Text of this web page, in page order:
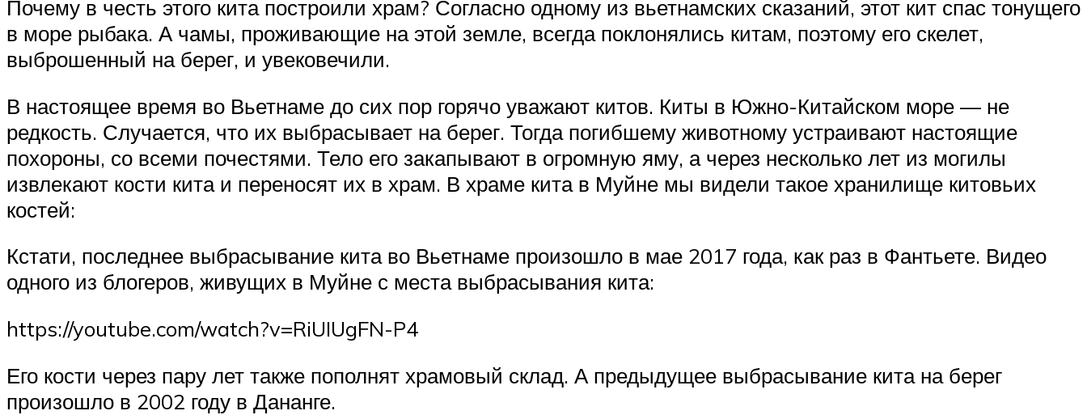
Почему в честь этого кита построили храм? Согласно одному из вьетнамских сказаний, этот кит спас тонущего
в море рыбака. А чамы, проживающие на этой земле, всегда поклонялись китам, поэтому его скелет,
выброшенный на берег, и увековечили.
В настоящее время во Вьетнаме до сих пор горячо уважают китов. Киты в Южно-Китайском море — не
редкость. Случается, что их выбрасывает на берег. Тогда погибшему животному устраивают настоящие
похороны, со всеми почестями. Тело его закапывают в огромную яму, а через несколько лет из могилы
извлекают кости кита и переносят их в храм. В храме кита в Муйне мы видели такое хранилище китовьих
костей:
Кстати, последнее выбрасывание кита во Вьетнаме произошло в мае 2017 года, как раз в Фантьете. Видео
одного из блогеров, живущих в Муйне с места выбрасывания кита:
https://youtube.com/watch?v=RiUIUgFN-P4
Его кости через пару лет также пополнят храмовый склад. А предыдущее выбрасывание кита на берег
произошло в 2002 году в Дананге.